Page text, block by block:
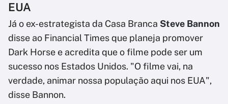
EUA
Já o ex-estrategista da Casa Branca Steve Bannon
disse ao Financial Times que planeja promover
Dark Horse e acredita que o filme pode ser um
sucesso nos Estados Unidos. "O filme vai, na
verdade, animar nossa população aqui nos EUA",
disse Bannon.